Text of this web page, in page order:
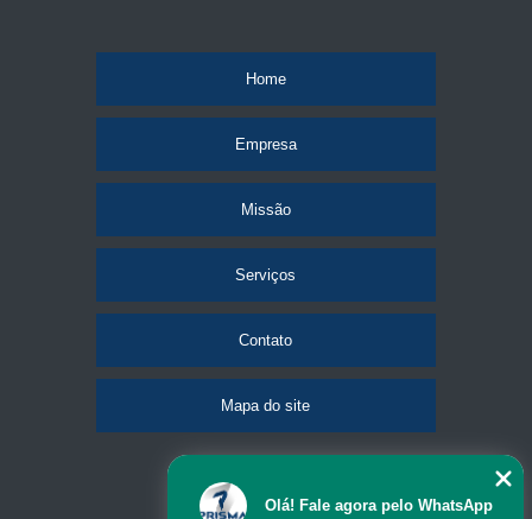
Home
Empresa
Missão
Serviços
Contato
Mapa do site
Olá! Fale agora pelo WhatsApp